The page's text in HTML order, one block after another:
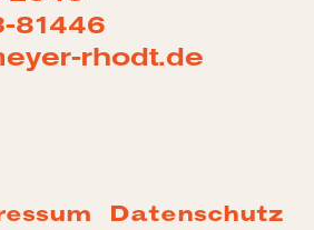
81446
rhodt.de
Datenschutz